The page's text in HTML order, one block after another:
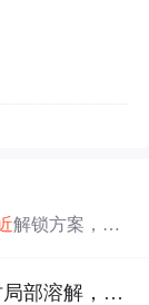
解锁方案，该
，根据坐标控制溶解的位置【文末送书】